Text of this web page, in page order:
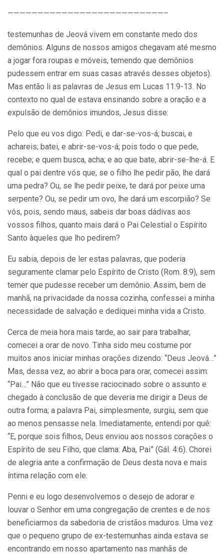
——————————————————————————–
testemunhas de Jeová vivem em constante medo dos
demônios. Alguns de nossos amigos chegavam até mesmo
a jogar fora roupas e móveis, temendo que demônios
pudessem entrar em suas casas através desses objetos).
Mas então li as palavras de Jesus em Lucas 11:9-13. No
contexto no qual de estava ensinando sobre a oração e a
expulsão de demônios imundos, Jesus disse:
Pelo que eu vos digo: Pedi, e dar-se-vos-á; buscai, e
achareis; batei, e abrir-se-vos-á; pois todo o que pede,
recebe; e quem busca, acha; e ao que bate, abrir-se-lhe-á. E
qual o pai dentre vós que, se o filho lhe pedir pão, lhe dará
uma pedra? Ou, se lhe pedir peixe, te dará por peixe uma
serpente? Ou, se pedir um ovo, lhe dará um escorpião? Se
vós, pois, sendo maus, sabeis dar boas dádivas aos
vossos filhos, quanto mais dará o Pai Celestial o Espírito
Santo àqueles que lho pedirem?
Eu sabia, depois de ler estas palavras, que poderia
seguramente clamar pelo Espírito de Cristo (Rom. 8:9), sem
temer que pudesse receber um demônio. Assim, bem de
manhã, na privacidade da nossa cozinha, confessei a minha
necessidade de salvação e dediquei minha vida a Cristo.
Cerca de meia hora mais tarde, ao sair para trabalhar,
comecei a orar de novo. Tinha sido meu costume por
muitos anos iniciar minhas orações dizendo: “Deus Jeová…”
Mas, dessa vez, ao abrir a boca para orar, comecei assim:
“Pai…” Não que eu tivesse raciocinado sobre o assunto e
chegado à conclusão de que deveria me dirigir a Deus de
outra forma; a palavra Pai, simplesmente, surgiu, sem que
ao menos pensasse nela. Imediatamente, entendi por quê:
“E, porque sois filhos, Deus enviou aos nossos corações o
Espírito de seu Filho, que clama: Aba, Pai” (Gál. 4:6). Chorei
de alegria ante a confirmação de Deus desta nova e mais
íntima relação com ele.
Penni e eu logo desenvolvemos o desejo de adorar e
louvar o Senhor em uma congregação de crentes e de nos
beneficiarmos da sabedoria de cristãos maduros. Uma vez
que o pequeno grupo de ex-testemunhas ainda estava se
encontrando em nosso apartamento nas manhãs de